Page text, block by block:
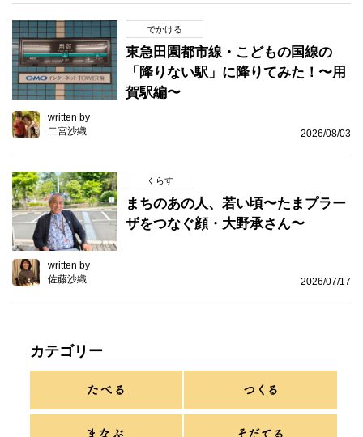
でかける
東急田園都市線・こどもの国線の
「降りない駅」に降りてみた！〜用
賀駅編〜
written by
二宮沙織
2026/08/03
くらす
まちのあの人、若い頃〜たまプラー
ザをつなぐ顔・大野承さん〜
written by
佐藤沙織
2026/07/17
カテゴリー